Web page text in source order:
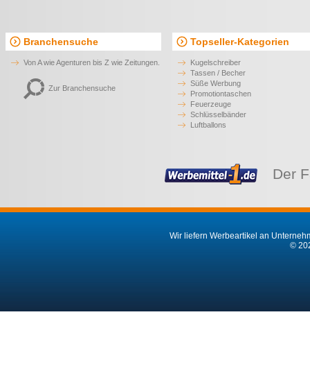
Branchensuche
Von A wie Agenturen bis Z wie Zeitungen.
Zur Branchensuche
Topseller-Kategorien
Kugelschreiber
Tassen / Becher
Süße Werbung
Promotiontaschen
Feuerzeuge
Schlüsselbänder
Luftballons
Der
Wir liefern Werbeartikel an
©